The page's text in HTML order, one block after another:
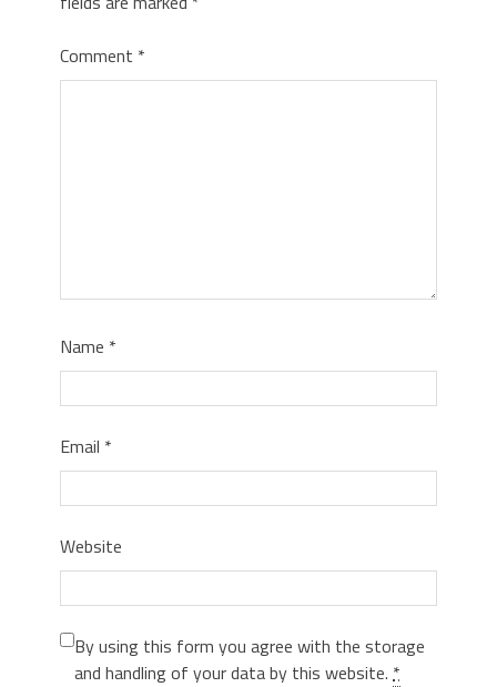
Comment *
Name *
Email *
Website
By using this form you agree with the storage
and handling of your data by this website. *